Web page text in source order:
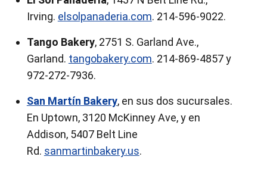
Irving. elsolpanaderia.com. 214-596-9022.
Tango Bakery, 2751 S. Garland Ave.,
Garland. tangobakery.com. 214-869-4857 y
972-272-7936.
San Martín Bakery, en sus dos sucursales.
En Uptown, 3120 McKinney Ave, y en
Addison, 5407 Belt Line
Rd. sanmartinbakery.us.